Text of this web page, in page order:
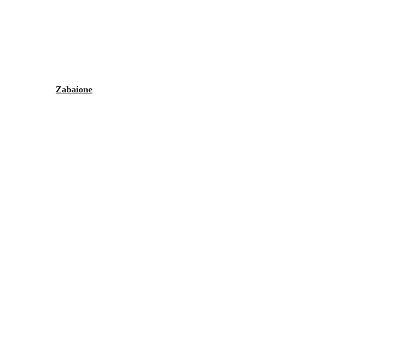
Zabaione